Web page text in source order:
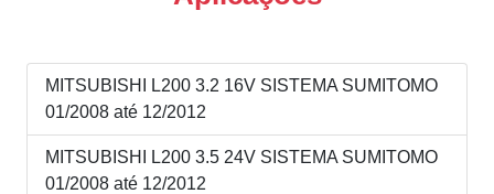
MITSUBISHI L200 3.2 16V SISTEMA SUMITOMO
01/2008 até 12/2012
MITSUBISHI L200 3.5 24V SISTEMA SUMITOMO
01/2008 até 12/2012